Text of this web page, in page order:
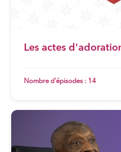
Les actes
Nombre d'épisodes : 14